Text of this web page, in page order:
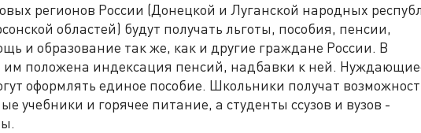
регионов России (Донецкой и Луганской народных
областей) будут получать льготы, пособия, пенсии,
и образование так же, как и другие граждане России. В
им положена индексация пенсий, надбавки к ней.
оформлять единое пособие. Школьники получат
учебники и горячее питание, а студенты ссузов и вузов -